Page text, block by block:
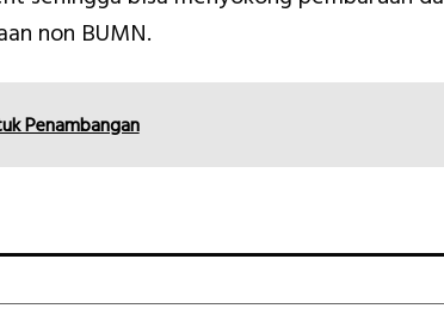
non BUMN.
Penambangan